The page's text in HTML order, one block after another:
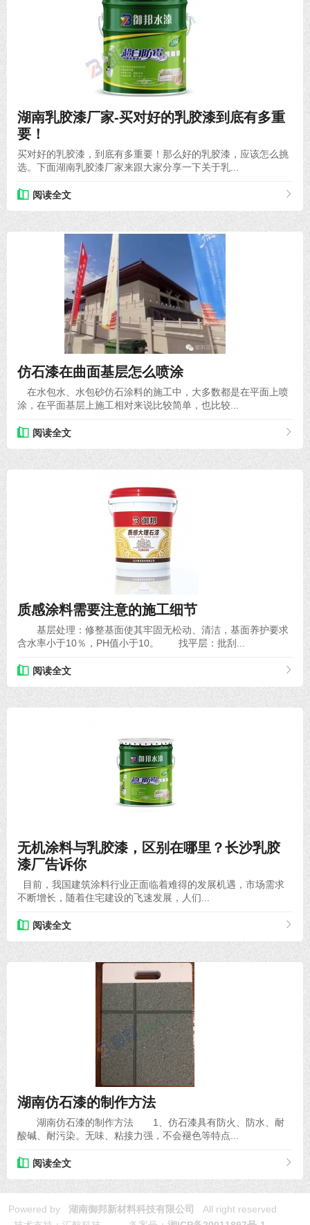
湖南乳胶漆厂家-买对好的乳胶漆到底有多重
要！
买对好的乳胶漆，到底有多重要！那么好的乳胶漆，应该怎么挑
选。下面湖南乳胶漆厂家来跟大家分享一下关于乳...
阅读全文
仿石漆在曲面基层怎么喷涂
在水包水、水包砂仿石涂料的施工中，大多数都是在平面上喷
涂，在平面基层上施工相对来说比较简单，也比较...
阅读全文
质感涂料需要注意的施工细节
基层处理：修整基面使其牢固无松动、清洁，基面养护要求
含水率小于10％，PH值小于10。 找平层：批刮...
阅读全文
无机涂料与乳胶漆，区别在哪里？长沙乳胶
漆厂告诉你
目前，我国建筑涂料行业正面临着难得的发展机遇，市场需求
不断增长，随着住宅建设的飞速发展，人们...
阅读全文
湖南仿石漆的制作方法
湖南仿石漆的制作方法 1、仿石漆具有防火、防水、耐
酸碱、耐污染。无味、粘接力强，不会褪色等特点...
阅读全文
Powered by 湖南御邦新材料科技有限公司
All right reserved